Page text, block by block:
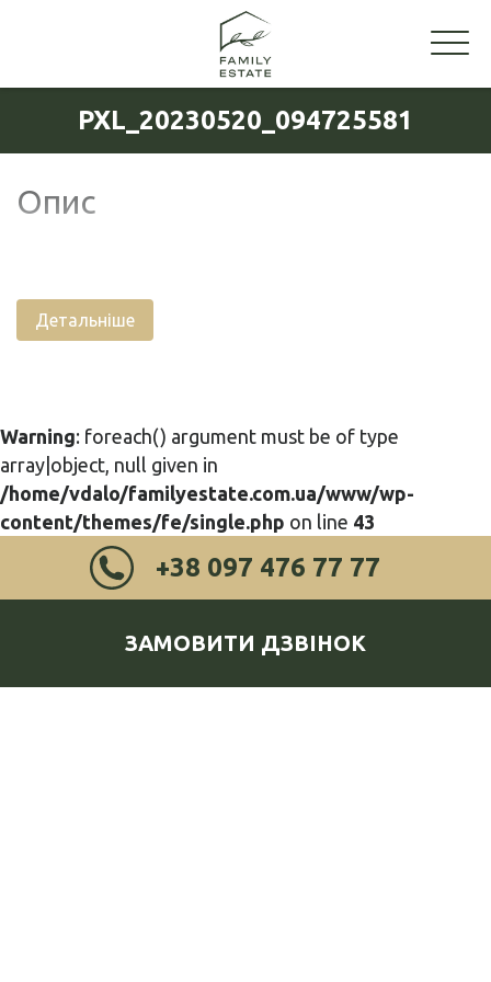
PXL_20230520_094725581
Опис
Детальніше
Warning: foreach() argument must be of type
array|object, null given in
/home/vdalo/familyestate.com.ua/www/wp-
content/themes/fe/single.php on line 43
+38 097 476 77 77
ЗАМОВИТИ ДЗВІНОК